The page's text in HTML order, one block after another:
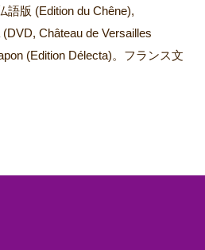
語版 (Edition du Chêne),
(DVD, Château de Versailles
(Edition Délecta)。フランス文